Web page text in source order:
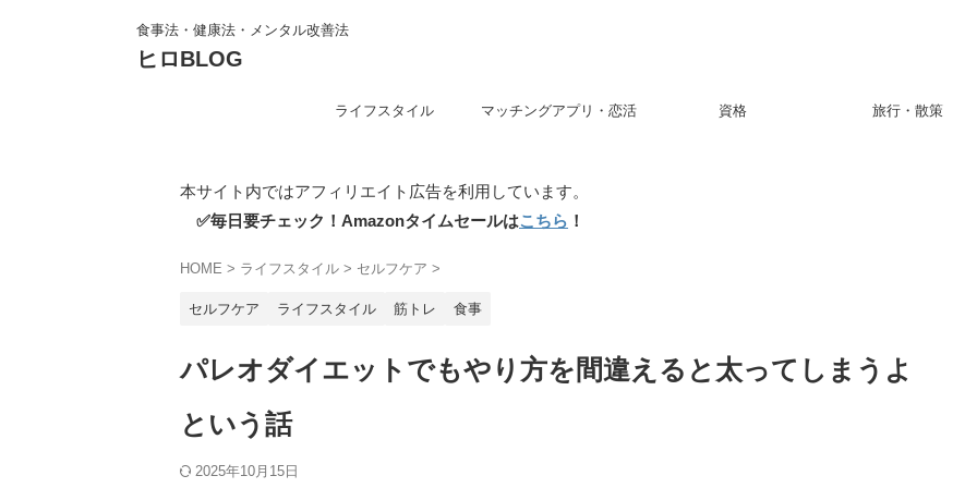
食事法・健康法・メンタル改善法
ヒロBLOG
ライフスタイル マッチングアプリ・恋活 資格 旅行・散策
本サイト内ではアフィリエイト広告を利用しています。
✅毎日要チェック！Amazonタイムセールはこちら ！
HOME > ライフスタイル > セルフケア >
セルフケア ライフスタイル 筋トレ 食事
パレオダイエットでもやり方を間違えると太ってしまうよ
という話
2025年10月15日